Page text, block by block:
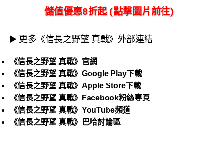
儲值優惠8折起 (點擊圖片前往)
▶️ 更多《信長之野望 真戰》外部連結
《信長之野望 真戰》官網
《信長之野望 真戰》Google Play下載
《信長之野望 真戰》Apple Store下載
《信長之野望 真戰》Facebook粉絲專頁
《信長之野望 真戰》YouTube頻道
《信長之野望 真戰》巴哈討論區